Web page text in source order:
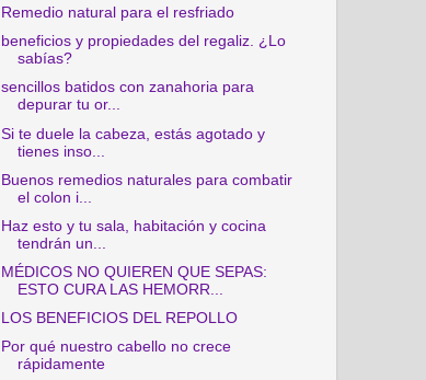
Remedio natural para el resfriado
beneficios y propiedades del regaliz. ¿Lo
sabías?
sencillos batidos con zanahoria para
depurar tu or...
Si te duele la cabeza, estás agotado y
tienes inso...
Buenos remedios naturales para combatir
el colon i...
Haz esto y tu sala, habitación y cocina
tendrán un...
MÉDICOS NO QUIEREN QUE SEPAS:
ESTO CURA LAS HEMORR...
LOS BENEFICIOS DEL REPOLLO
Por qué nuestro cabello no crece
rápidamente